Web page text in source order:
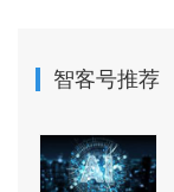
智客号推荐